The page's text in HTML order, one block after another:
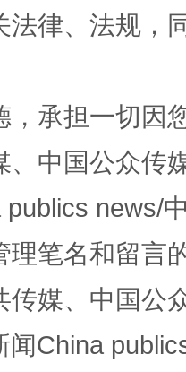
法律、法规，
，承担一切因
、中国公众传
publics news/
理笔名和留言
传媒、中国公
闻China